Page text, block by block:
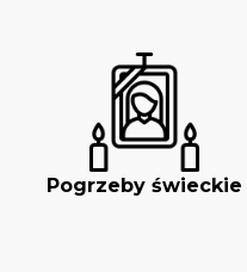
Pogrzeby świeckie